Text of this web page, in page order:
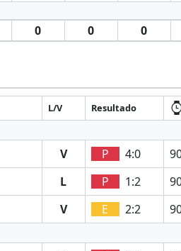
0 0 0
L/V Resultado
V P 4:0
L P 1:2
V E 2:2